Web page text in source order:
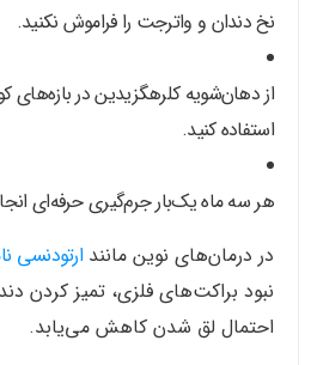
نخ دندان و واترجت را فراموش نکنید.
از دهان‌شویه کلرهگزیدین در بازه‌های
استفاده کنید.
هر سه ماه یک‌بار جرم‌گیری حرفه‌ای
در درمان‌های نوین مانندارتودنسی
نبود براکت‌های فلزی، تمیز کردن
احتمال لق شدن کاهش می‌یابد.